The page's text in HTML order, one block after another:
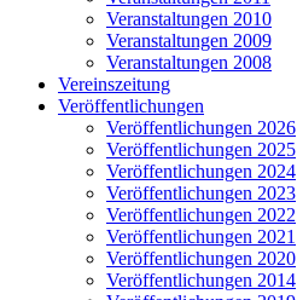
Veranstaltungen 2010
Veranstaltungen 2009
Veranstaltungen 2008
Vereinszeitung
Veröffentlichungen
Veröffentlichungen 2026
Veröffentlichungen 2025
Veröffentlichungen 2024
Veröffentlichungen 2023
Veröffentlichungen 2022
Veröffentlichungen 2021
Veröffentlichungen 2020
Veröffentlichungen 2014